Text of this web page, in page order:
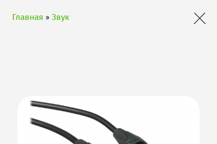
Главная » Звук ×